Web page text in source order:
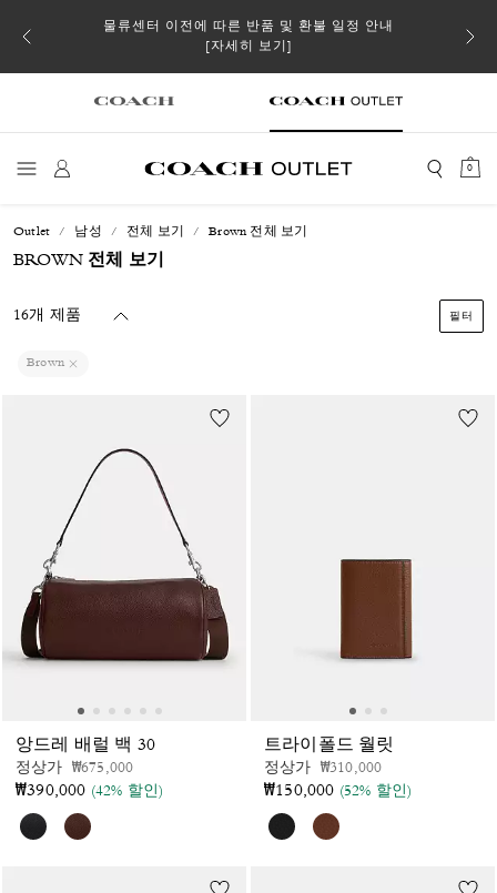
될 수
물류센터 이전에 따른 반품 및 환불 일정 안내
[자세히 보기]
0
Outlet 남성 전체 보기 Brown 전체 보기
BROWN 전체 보기
16개 제품 필터
Brown
앙드레 배럴 백 30
정상가 가격 인하 전
₩675,000인하됨
₩390,000 (42% 할인)
트라이폴드 월릿
정상가 가격 인하 전
₩310,000인하됨
₩150,000 (52% 할인)